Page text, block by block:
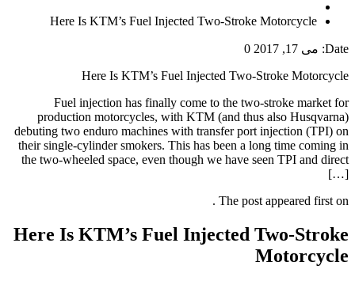
Here Is KTM’s Fuel Injected Two-Stroke Motorcycle
Date: می 17, 2017
0
Here Is KTM’s Fuel Injected Two-Stroke Motorcycle
Fuel injection has finally come to the two-stroke market for
production motorcycles, with KTM (and thus also Husqvarna)
debuting two enduro machines with transfer port injection (TPI) on
their single-cylinder smokers. This has been a long time coming in
the two-wheeled space, even though we have seen TPI and direct
[…]
The post appeared first on .
Here Is KTM’s Fuel Injected Two-Stroke
Motorcycle